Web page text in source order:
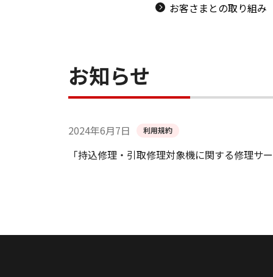
お客さまとの取り組み
お知らせ
2024年6月7日 利用規約
「持込修理・引取修理対象機に関する修理